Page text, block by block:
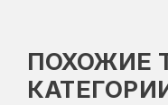
ПОХОЖИЕ